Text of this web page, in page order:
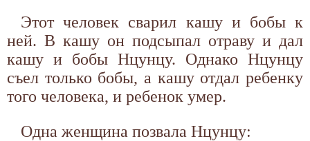
Этот человек сварил кашу и бобы к
ней. В кашу он подсыпал отраву и дал
кашу и бобы Нцунцу. Однако Нцунцу
съел только бобы, а кашу отдал ребенку
того человека, и ребенок умер.
Одна женщина позвала Нцунцу: